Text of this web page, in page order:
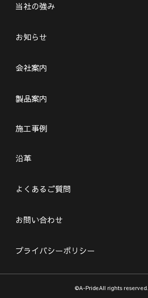
当社の強み
お知らせ
会社案内
製品案内
施工事例
沿革
よくあるご質問
お問い合わせ
プライバシーポリシー
©A-PrideAll rights reserved.